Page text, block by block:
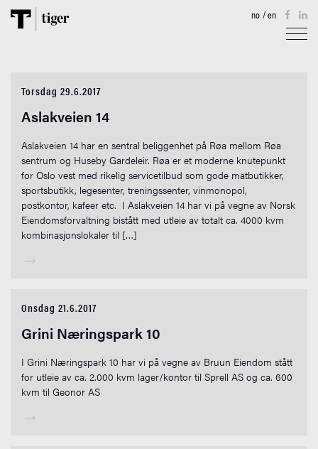
no /en
AKTUELT
TIGERKARTET
OM OSS
KONTAKT
Torsdag 29.6.2017
Aslakveien 14
Aslakveien 14 har en sentral beliggenhet på Røa mellom Røa
sentrum og Huseby Gardeleir. Røa er et moderne knutepunkt
for Oslo vest med rikelig servicetilbud som gode matbutikker,
sportsbutikk, legesenter, treningssenter, vinmonopol,
postkontor, kafeer etc. I Aslakveien 14 har vi på vegne av Norsk
Eiendomsforvaltning bistått med utleie av totalt ca. 4000 kvm
kombinasjonslokaler til […]
→
Onsdag 21.6.2017
Grini Næringspark 10
I Grini Næringspark 10 har vi på vegne av Bruun Eiendom stått
for utleie av ca. 2.000 kvm lager/kontor til Sprell AS og ca. 600
kvm til Geonor AS
→